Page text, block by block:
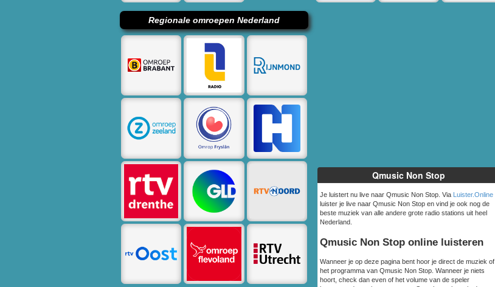
Regionale omroepen Nederland
Qmusic Non Stop
Je luistert nu live naar Qmusic Non Stop. Via Luister.Online
luister je live naar Qmusic Non Stop en vind je ook nog de
beste muziek van alle andere grote radio stations uit heel
Nederland.
Qmusic Non Stop online luisteren
Wanneer je op deze pagina bent hoor je direct de muziek of
het programma van Qmusic Non Stop. Wanneer je niets
hoort, check dan even of het volume van de speler